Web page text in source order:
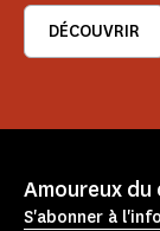
DÉCOUVRIR
Amoureux
S'abonner à